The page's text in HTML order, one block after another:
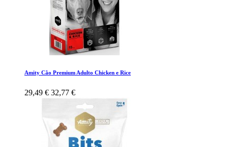
Amity Cão Premium Adulto Chicken e Rice
29,49 € 32,77 €